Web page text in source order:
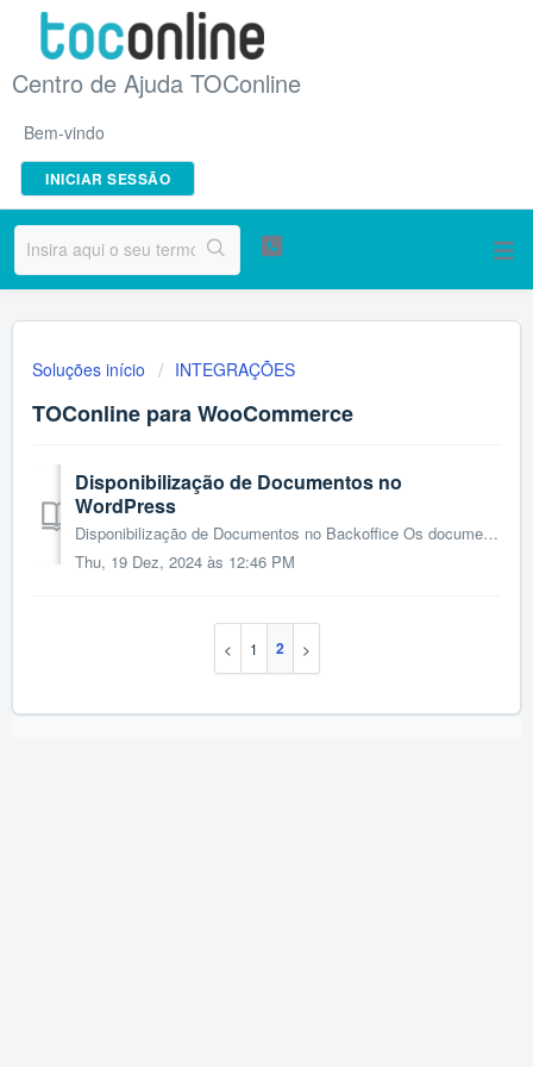
Centro de Ajuda TOConline
Bem-vindo
INICIAR SESSÃO
Soluções início INTEGRAÇÕES
TOConline para WooCommerce
Disponibilização de Documentos no
WordPress
Disponibilização de Documentos no Backoffice Os documentos fiscais gerados pelo TOConline são associados diretamente às encomendas no WooCommerce, sendo fa...
Thu, 19 Dez, 2024 às 12:46 PM
1 2